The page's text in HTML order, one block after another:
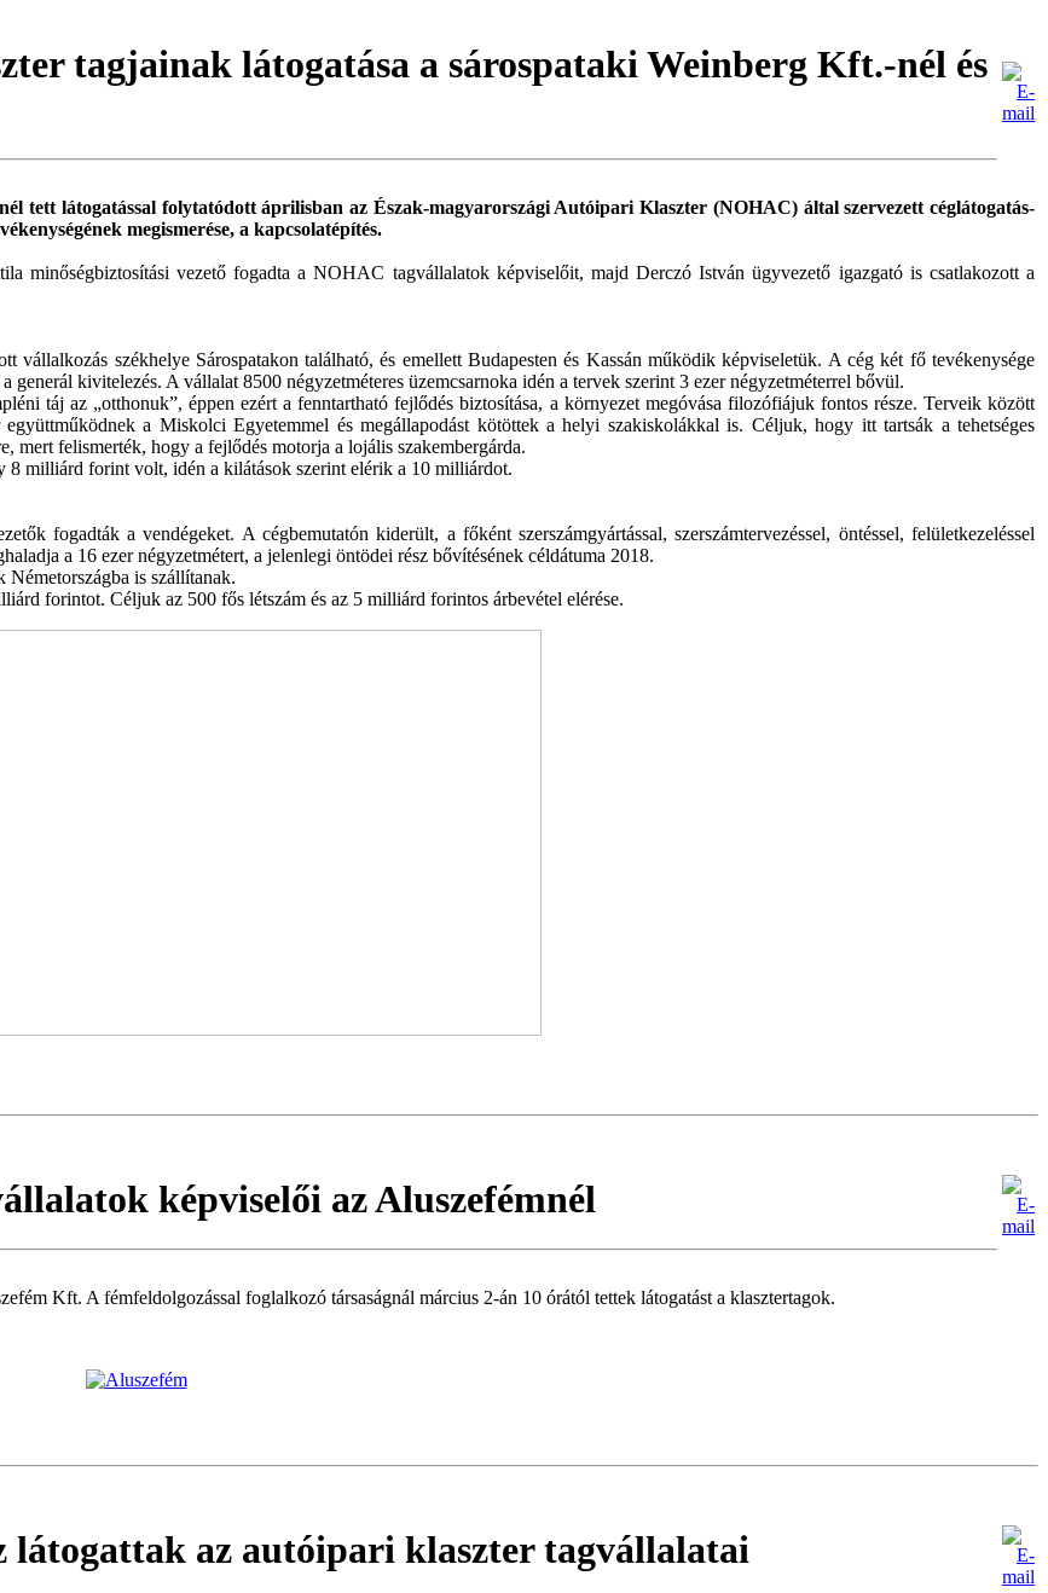
tagjainak látogatása a sárospataki Weinberg Kft.-nél és
tett látogatással folytatódott áprilisban az Észak-magyarországi Autóipari Klaszter (NOHAC) által szervezett céglátogatás-
megismerése, a kapcsolatépítés.
minőségbiztosítási vezető fogadta a NOHAC tagvállalatok képviselőit, majd Derczó István ügyvezető igazgató is csatlakozott a
székhelye Sárospatakon található, és emellett Budapesten és Kassán működik képviseletük. A cég két fő tevékenysége
generál kivitelezés. A vállalat 8500 négyzetméteres üzemcsarnoka idén a tervek szerint 3 ezer négyzetméterrel bővül.
táj az „otthonuk”, éppen ezért a fenntartható fejlődés biztosítása, a környezet megóvása filozófiájuk fontos része. Terveik között
a Miskolci Egyetemmel és megállapodást kötöttek a helyi szakiskolákkal is. Céljuk, hogy itt tartsák a tehetséges
mert felismerték, hogy a fejlődés motorja a lojális szakembergárda.
milliárd forint volt, idén a kilátások szerint elérik a 10 milliárdot.
fogadták a vendégeket. A cégbemutatón kiderült, a főként szerszámgyártással, szerszámtervezéssel, öntéssel, felületkezeléssel
a 16 ezer négyzetmétert, a jelenlegi öntödei rész bővítésének céldátuma 2018.
is szállítanak.
forintot. Céljuk az 500 fős létszám és az 5 milliárd forintos árbevétel elérése.
képviselői az Aluszefémnél
Kft. A fémfeldolgozással foglalkozó társaságnál március 2-án 10 órától tettek látogatást a klasztertagok.
látogattak az autóipari klaszter tagvállalatai